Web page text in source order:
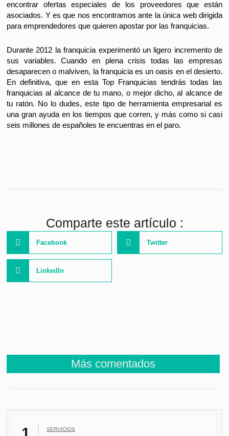
encontrar ofertas especiales de los proveedores que están
asociados. Y es que nos encontramos ante la única web dirigida
para emprendedores que quieren apostar por las franquicias.
Durante 2012 la franquicia experimentó un ligero incremento de
sus variables. Cuando en plena crisis todas las empresas
desaparecen o malviven, la franquicia es un oasis en el desierto.
En definitiva, que en esta Top Franquicias tendrás todas las
franquicias al alcance de tu mano, o mejor dicho, al alcance de
tu ratón. No lo dudes, este tipo de herramienta empresarial es
una gran ayuda en los tiempos que corren, y más como si casi
seis millones de españoles te encuentras en el paro.
Comparte este artículo :
Facebook Twitter
LinkedIn
Más comentados
SERVICIOS